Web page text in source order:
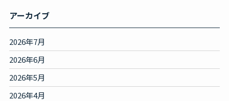
アーカイブ
2026年7月
2026年6月
2026年5月
2026年4月